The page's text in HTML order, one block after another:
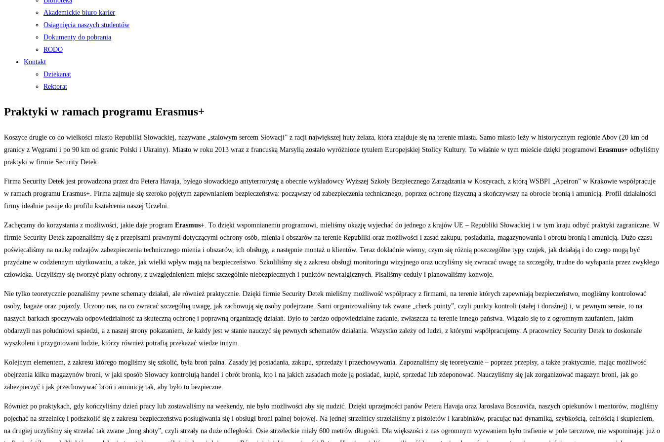
Akademickie biuro karier
Osiągnięcia naszych studentów
Dokumenty do pobrania
RODO
Kontakt
Dziekanat
Rektorat
Praktyki w ramach programu Erasmus+
Koszyce drugie co do wielkości miasto Republiki Słowackiej, nazywane „stalowym sercem Słowacji” z racji największej huty żelaza, która znajduje się na terenie miasta. Samo miasto leży w historycznym regionie Abov (20 km od
granicy z Węgrami i po 90 km od granic Polski i Ukrainy). Miasto w roku 2013 wraz z francuską Marsylią zostało wyróżnione tytułem Europejskiej Stolicy Kultury. To właśnie w tym mieście dzięki programowi Erasmus+ odbyliśmy
praktyki w firmie Security Detek.
Firma Security Detek jest prowadzona przez dra Petera Havaja, byłego słowackiego antyterrorystę a obecnie wykładowcy Wyższej Szkoły Bezpiecznego Zarządzania w Koszycach, z którą WSBPI „Apeiron” w Krakowie współpracuje
w ramach programu Erasmus+. Firma zajmuje się szeroko pojętym zapewnianiem bezpieczeństwa: począwszy od zabezpieczenia technicznego, poprzez ochronę fizyczną a skończywszy na obrocie bronią i amunicją. Profil działalności
firmy idealnie pasuje do profilu kształcenia naszej Uczelni.
Zachęcamy do korzystania z możliwości, jakie daje program Erasmus+ . To dzięki wspomnianemu programowi, mieliśmy okazję wyjechać do jednego z krajów UE – Republiki Słowackiej i w tym kraju odbyć praktyki zagraniczne. W
firmie Security Detek zapoznaliśmy się z przepisami prawnymi dotyczącymi ochrony osób, mienia i obszarów na terenie Republiki oraz możliwości i zasad zakupu, posiadania, magazynowania i obrotu bronią i amunicją. Dużo czasu
poświęcaliśmy na naukę rodzajów zabezpieczenia technicznego mienia i obszarów, ich obsługę, a następnie montaż u klientów. Teraz dokładnie wiemy, czym się różnią poszczególne typy czujek, jak działają i do czego mogą być
przydatne w codziennym użytkowaniu, a także, jak wielki wpływ mają na bezpieczeństwo. Szkoliliśmy się z zakresu obsługi monitoringu wizyjnego oraz uczyliśmy się zwracać uwagę na szczegóły, trudne do wyłapania przez zwykłego
człowieka. Uczyliśmy się tworzyć plany ochrony, z uwzględnieniem miejsc szczególnie niebezpiecznych i punktów newralgicznych. Pisaliśmy ceduły i planowaliśmy konwoje.
Nie tylko teoretycznie poznaliśmy pewne schematy działań, ale również praktycznie. Dzięki firmie Security Detek mieliśmy możliwość współpracy z firmami, na terenie których zapewniają bezpieczeństwo, mogliśmy kontrolować
osoby, bagaże oraz pojazdy. Uczono nas, na co zwracać szczególną uwagę, jak zachowują się osoby podejrzane. Sami organizowaliśmy tak zwane „check pointy”, czyli punkty kontroli (stałej i doraźnej) i, w pewnym sensie, to na
naszych barkach spoczywała odpowiedzialność za skuteczną ochronę i poprawną organizację działań. Było to bardzo odpowiedzialne zadanie, zwłaszcza na terenie innego państwa. Wiązało się to z ogromnym zaufaniem, jakim
obdarzyli nas południowi sąsiedzi, a z naszej strony pokazaniem, że każdy jest w stanie nauczyć się pewnych schematów działania. Wszystko zależy od ludzi, z którymi współpracujemy. A pracownicy Security Detek to doskonale
wyszkoleni i przygotowani ludzie, którzy również potrafią przekazać wiedze innym.
Kolejnym elementem, z zakresu którego mogliśmy się szkolić, była broń palna. Zasady jej posiadania, zakupu, sprzedaży i przechowywania. Zapoznaliśmy się teoretycznie – poprzez przepisy, a także praktycznie, mając możliwość
obejrzenia kilku magazynów broni, w jaki sposób Słowacy kontrolują handel i obrót bronią, kto i na jakich zasadach może ją posiadać, kupić, sprzedać lub zdeponować. Nauczyliśmy się jak zorganizować magazyn broni, jak go
zabezpieczyć i jak przechowywać broń i amunicję tak, aby było to bezpieczne.
Również po praktykach, gdy kończyliśmy dzień pracy lub zostawaliśmy na weekendy, nie było możliwości aby się nudzić. Dzięki uprzejmości panów Petera Havaja oraz Jaroslava Bosnoviča, naszych opiekunów i mentorów, mogliśmy
pojechać na strzelnicę i podszkolić się z zakresu bezpieczeństwa posługiwania się i obsługi broni palnej bojowej. Na jednej strzelnicy strzelaliśmy z pistoletów i karabinków, pracując nad dynamiką, szybkością, celnością i skupieniem,
na drugiej uczyliśmy się strzelać tak zwane „long shoty”, czyli strzały na duże odległości. Osie strzeleckie miały 600 metrów długości. Dla większości z nas ogromnym wyzwaniem było trafienie w pole tarczowe, nie wspominając już o